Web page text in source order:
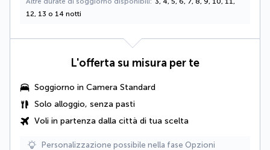
12, 13 o 14 notti
L'offerta su misura per te
Soggiorno in Camera Standard
Solo alloggio, senza pasti
Voli in partenza dalla città di tua scelta
Personalizzazione possibile nella fase Opzioni